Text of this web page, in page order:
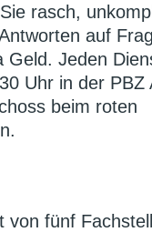
rasch,
auf
Geld. Jeden
Uhr in der PBZ
beim roten
von fünf